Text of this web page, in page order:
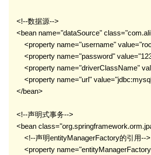
    <!--数据源-->
<bean name="dataSource"
<property name="username"
<property name="password"
<property name="driverClassName"
<property name="url"
    </bean>
    <!--声明式事务-->
<bean
        <!--声明entityManagerFactory的引用-->
<property